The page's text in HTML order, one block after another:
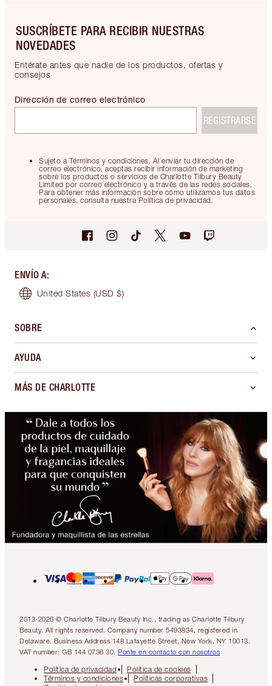
SUSCRÍBETE PARA RECIBIR NUESTRAS
NOVEDADES
Entérate antes que nadie de los productos, ofertas y
consejos
Sujeto a Términos y condiciones. Al enviar tu dirección de
correo electrónico, aceptas recibir información de marketing
sobre los productos o servicios de Charlotte Tilbury Beauty
Limited por correo electrónico y a través de las redes sociales.
Para obtener más información sobre cómo utilizamos tus datos
personales, consulta nuestra Política de privacidad.
Dirección de correo electrónico
REGISTRARSE
ENVÍO A:
United States (USD $)
SOBRE
AYUDA
MÁS DE CHARLOTTE
2013-2026 © Charlotte Tilbury Beauty Inc., trading as Charlotte Tilbury
Beauty. All rights reserved. Company number 5493834, registered in
Delaware. Business Address 148 Lafayette Street, New York, NY 10013.
VAT number: GB 144 0736 30. Ponte en contacto con nosotros
Política de privacidad
Política de cookies
Términos y condiciones
Políticas corporativas